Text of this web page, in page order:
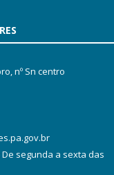
nº Sn centro
segunda a sexta das